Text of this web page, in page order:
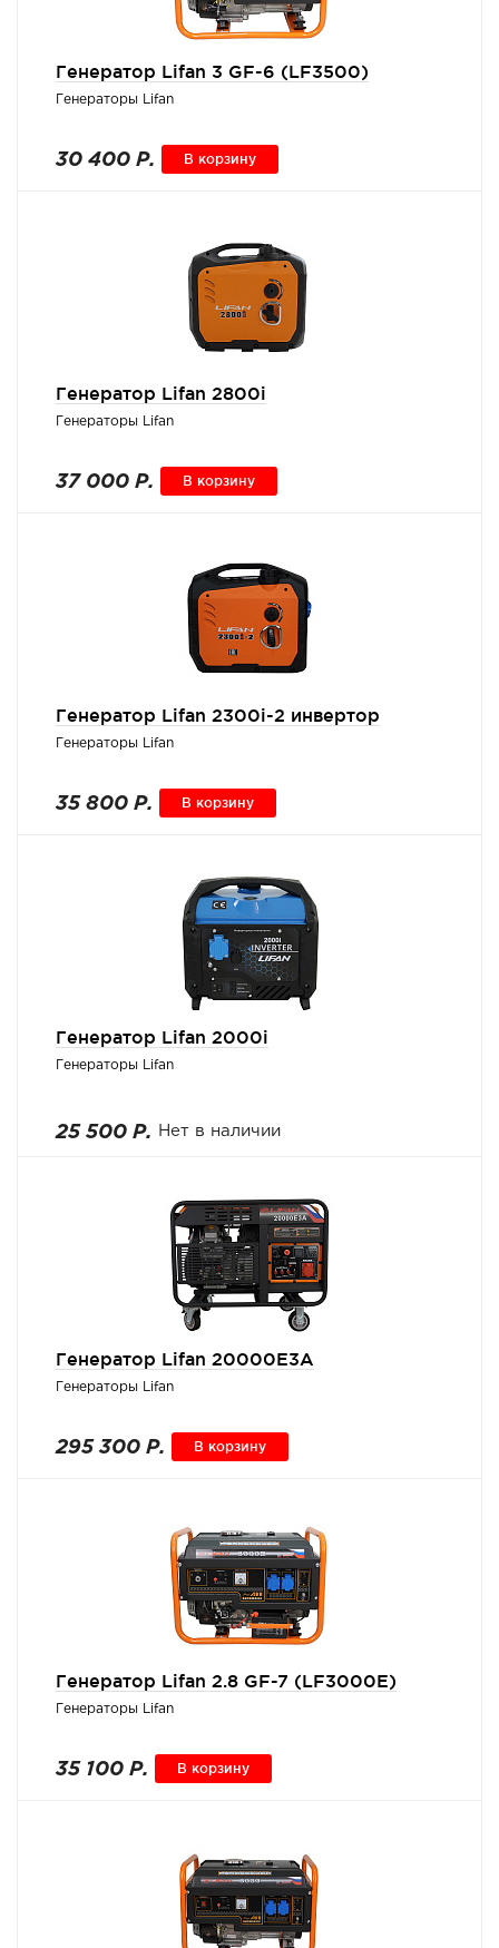
Генератор Lifan 3 GF-6 (LF3500)
Генераторы Lifan
30 400 Р. В корзину
Генератор Lifan 2800i
Генераторы Lifan
37 000 Р. В корзину
Генератор Lifan 2300i-2 инвертор
Генераторы Lifan
35 800 Р. В корзину
Генератор Lifan 2000i
Генераторы Lifan
25 500 Р. Нет в наличии
Генератор Lifan 20000E3A
Генераторы Lifan
295 300 Р. В корзину
Генератор Lifan 2.8 GF-7 (LF3000E)
Генераторы Lifan
35 100 Р. В корзину